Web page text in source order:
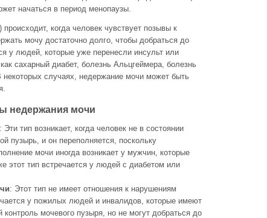
начаться в период менопаузы.
когда человек чувствует позывы к
мочу достаточно долго, чтобы добраться до
у людей, которые уже перенесли инсульт или
сахарный диабет, болезнь Альцгеймера, болезнь
некоторых случаях, недержание мочи может быть
недержания мочи
: Эти тип возникает, когда человек не в состоянии
пузырь, и он переполняется, поскольку
мочи иногда возникает у мужчин, которые
этот тип встречается у людей с диабетом или
: Этот тип не имеет отношения к нарушениям
у пожилых людей и инвалидов, которые имеют
мочевого пузыря, но не могут добраться до